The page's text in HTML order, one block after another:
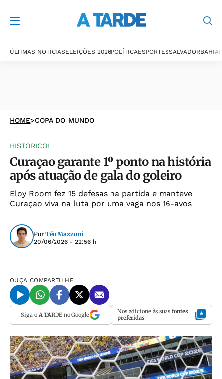
ÚLTIMAS NOTÍCIASELEIÇÕES 2026POLÍTICAESPORTESSALVADORBAHIA
HOME>COPA DO MUNDO
HISTÓRICO!
Curaçao garante 1º ponto na história
após atuação de gala do goleiro
Eloy Room fez 15 defesas na partida e manteve
Curaçao viva na luta por uma vaga nos 16-avos
Por Téo Mazzoni
20/06/2026 - 22:56 h
OUÇA COMPARTILHE
Siga o A TARDEno Google Nos adicione às suas fontes
preferidas